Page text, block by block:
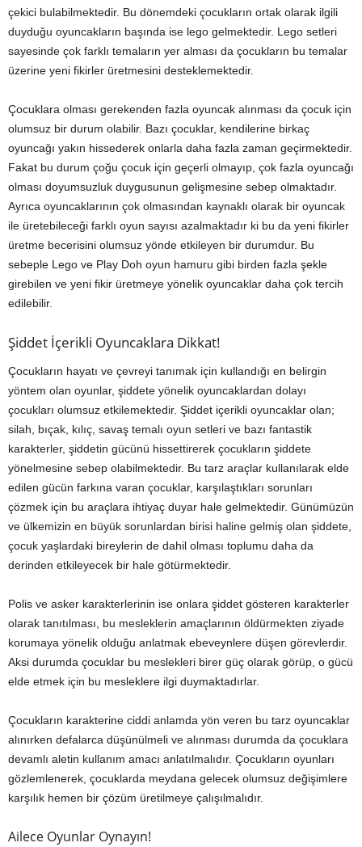
çekici bulabilmektedir. Bu dönemdeki çocukların ortak olarak ilgili
duyduğu oyuncakların başında ise lego gelmektedir. Lego setleri
sayesinde çok farklı temaların yer alması da çocukların bu temalar
üzerine yeni fikirler üretmesini desteklemektedir.
Çocuklara olması gerekenden fazla oyuncak alınması da çocuk için
olumsuz bir durum olabilir. Bazı çocuklar, kendilerine birkaç
oyuncağı yakın hissederek onlarla daha fazla zaman geçirmektedir.
Fakat bu durum çoğu çocuk için geçerli olmayıp, çok fazla oyuncağı
olması doyumsuzluk duygusunun gelişmesine sebep olmaktadır.
Ayrıca oyuncaklarının çok olmasından kaynaklı olarak bir oyuncak
ile üretebileceği farklı oyun sayısı azalmaktadır ki bu da yeni fikirler
üretme becerisini olumsuz yönde etkileyen bir durumdur. Bu
sebeple Lego ve Play Doh oyun hamuru gibi birden fazla şekle
girebilen ve yeni fikir üretmeye yönelik oyuncaklar daha çok tercih
edilebilir.
Şiddet İçerikli Oyuncaklara Dikkat!
Çocukların hayatı ve çevreyi tanımak için kullandığı en belirgin
yöntem olan oyunlar, şiddete yönelik oyuncaklardan dolayı
çocukları olumsuz etkilemektedir. Şiddet içerikli oyuncaklar olan;
silah, bıçak, kılıç, savaş temalı oyun setleri ve bazı fantastik
karakterler, şiddetin gücünü hissettirerek çocukların şiddete
yönelmesine sebep olabilmektedir. Bu tarz araçlar kullanılarak elde
edilen gücün farkına varan çocuklar, karşılaştıkları sorunları
çözmek için bu araçlara ihtiyaç duyar hale gelmektedir. Günümüzün
ve ülkemizin en büyük sorunlardan birisi haline gelmiş olan şiddete,
çocuk yaşlardaki bireylerin de dahil olması toplumu daha da
derinden etkileyecek bir hale götürmektedir.
Polis ve asker karakterlerinin ise onlara şiddet gösteren karakterler
olarak tanıtılması, bu mesleklerin amaçlarının öldürmekten ziyade
korumaya yönelik olduğu anlatmak ebeveynlere düşen görevlerdir.
Aksi durumda çocuklar bu meslekleri birer güç olarak görüp, o gücü
elde etmek için bu mesleklere ilgi duymaktadırlar.
Çocukların karakterine ciddi anlamda yön veren bu tarz oyuncaklar
alınırken defalarca düşünülmeli ve alınması durumda da çocuklara
devamlı aletin kullanım amacı anlatılmalıdır. Çocukların oyunları
gözlemlenerek, çocuklarda meydana gelecek olumsuz değişimlere
karşılık hemen bir çözüm üretilmeye çalışılmalıdır.
Ailece Oyunlar Oynayın!